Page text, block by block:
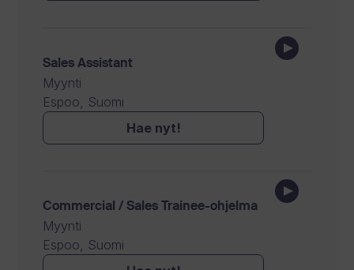
Sales Assistant
Myynti
Espoo, Suomi
Hae nyt!
Commercial / Sales Trainee-ohjelma
Myynti
Espoo, Suomi